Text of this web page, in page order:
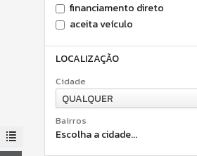
financiamento direto
aceita veículo
LOCALIZAÇÃO
Cidade
QUALQUER
Bairros
Escolha a cidade...